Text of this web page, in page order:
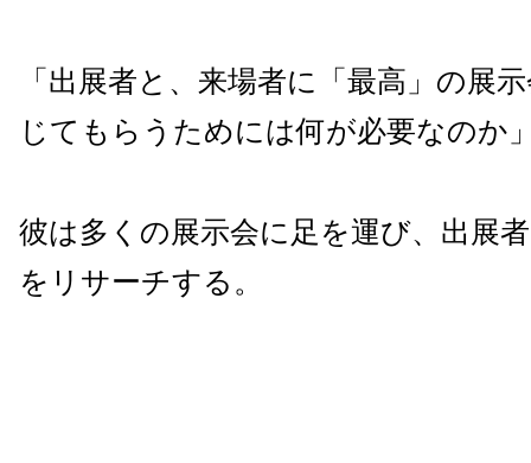
「出展者と、来場者に「最高」の展
じてもらうためには何が必要なのか
彼は多くの展示会に足を運び、出展
をリサーチする。